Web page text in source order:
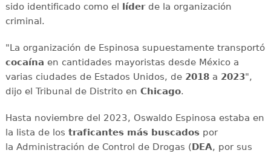
sido identificado como el líderde la organización
criminal.
"La organización de Espinosa supuestamente transportó
cocaína en cantidades mayoristas desde México a
varias ciudades de Estados Unidos, de 2018a 2023",
dijo el Tribunal de Distrito en Chicago.
Hasta noviembre del 2023, Oswaldo Espinosa estaba en
la lista de los traficantes más buscadospor
la Administración de Control de Drogas (DEA, por sus